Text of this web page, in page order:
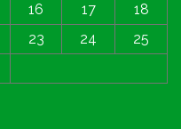
16 17
18
23 24
25